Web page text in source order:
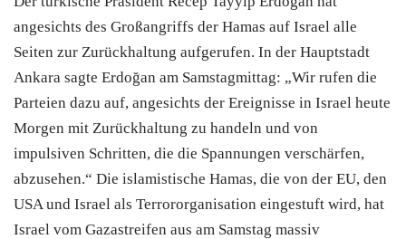
angesichts des Großangriffs der Hamas auf Israel alle
Seiten zur Zurückhaltung aufgerufen. In der Hauptstadt
Ankara sagte Erdoğan am Samstagmittag: „Wir rufen die
Parteien dazu auf, angesichts der Ereignisse in Israel heute
Morgen mit Zurückhaltung zu handeln und von
impulsiven Schritten, die die Spannungen verschärfen,
abzusehen.“ Die islamistische Hamas, die von der EU, den
USA und Israel als Terrororganisation eingestuft wird, hat
Israel vom Gazastreifen aus am Samstag massiv